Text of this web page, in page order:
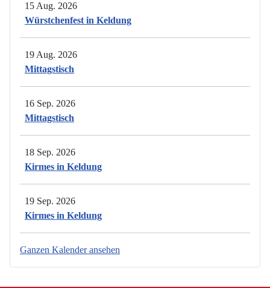
15 Aug. 2026
Würstchenfest in Keldung
19 Aug. 2026
Mittagstisch
16 Sep. 2026
Mittagstisch
18 Sep. 2026
Kirmes in Keldung
19 Sep. 2026
Kirmes in Keldung
Ganzen Kalender ansehen